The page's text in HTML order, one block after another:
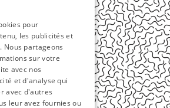
pour
les publicités et
Nous partageons
sur votre
avec nos
et d'analyse qui
avec d'autres
leur avez fournies ou